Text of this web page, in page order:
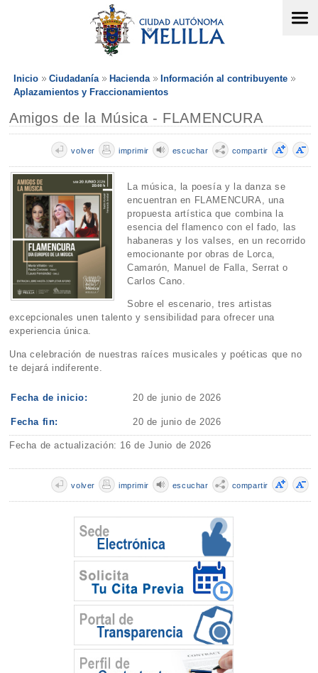
Inicio Ciudadanía Hacienda
Información al contribuyente
Aplazamientos y Fraccionamientos
Amigos de la Música - FLAMENCURA
compartir
escuchar
imprimir
volver
La música, la poesía y la danza se
encuentran en FLAMENCURA, una
propuesta artística que combina la
esencia del flamenco con el fado, las
habaneras y los valses, en un recorrido
emocionante por obras de Lorca,
Camarón, Manuel de Falla, Serrat o
Carlos Cano.
Sobre el escenario, tres artistas
excepcionales unen talento y sensibilidad para ofrecer una
experiencia única.
Una celebración de nuestras raíces musicales y poéticas que no
te dejará indiferente.
Fecha de inicio: 20 de junio de 2026
Fecha fin: 20 de junio de 2026
Fecha de actualización: 16 de Junio de 2026
compartir
escuchar
imprimir
volver